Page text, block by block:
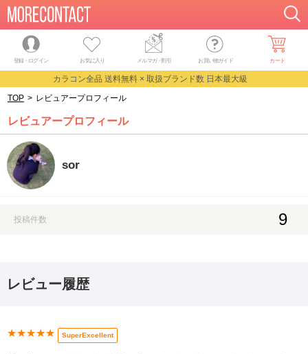
登録・ログイン お気に入り メルマガ・割引 お買い物ガイド カート
カラコン全品 送料無料 × 取扱ブランド数 日本最大級
TOP > レビュアープロフィール
レビュアープロフィール
sor
投稿件数 9
レビュー履歴
★★★★★ SuperExcellent